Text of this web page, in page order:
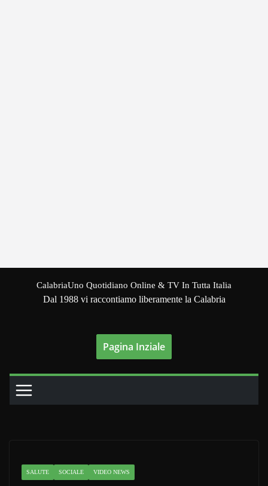
CalabriaUno Quotidiano Online & TV In Tutta Italia
Dal 1988 vi raccontiamo liberamente la Calabria
Pagina Inziale
SALUTE SOCIALE VIDEO NEWS